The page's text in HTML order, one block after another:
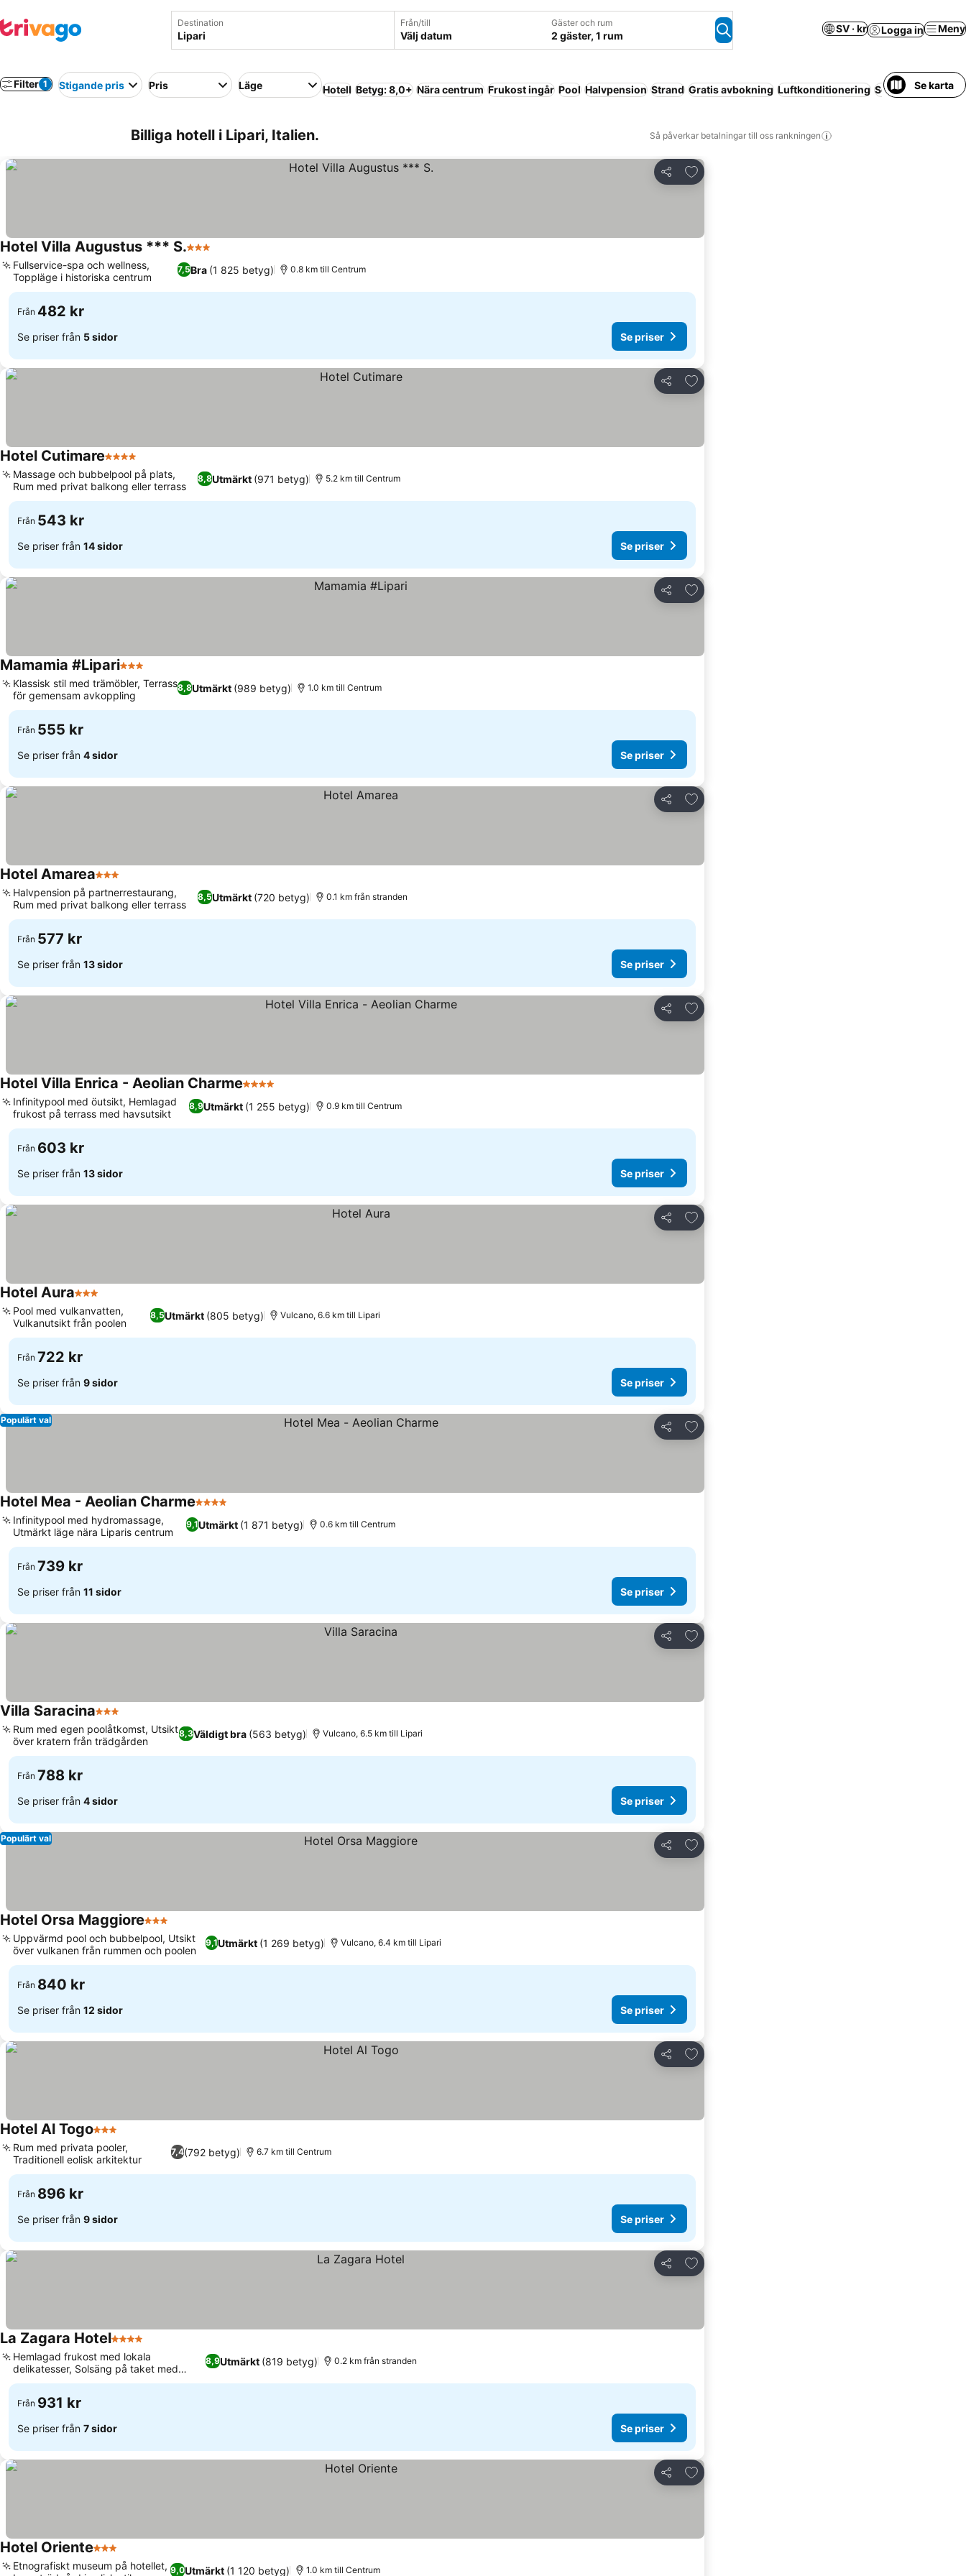
Destination Från/till
Välj datum
Gäster och rum
2 gäster, 1 rum
SV · kr Logga in Meny
Filter 1 Stigande pris Pris Läge Hotell Betyg: 8,0+ Nära centrum Frukost ingår Pool Halvpension Strand Gratis avbokning Luftkonditionering Servicelägenhet
Se karta
Billiga hotell i Lipari, Italien. Så påverkar betalningar till oss rankningen
Dela
Lägg till i Mina Favoriter
Hotel Villa Augustus *** S.3 Stjärnor
7,5Bra (1 825 betyg)
Fullservice-spa och wellness,
Toppläge i historiska centrum
0.8 km till Centrum
Från 482 kr
Se priser från 5 sidor Se priser
Dela
Lägg till i Mina Favoriter
Hotel Cutimare4 Stjärnor
8,8Utmärkt (971 betyg)
Massage och bubbelpool på plats,
Rum med privat balkong eller terrass
5.2 km till Centrum
Från 543 kr
Se priser från 14 sidor Se priser
Dela
Lägg till i Mina Favoriter
Mamamia #Lipari3 Stjärnor
8,8Utmärkt (989 betyg)
Klassisk stil med trämöbler, Terrass
för gemensam avkoppling
1.0 km till Centrum
Från 555 kr
Se priser från 4 sidor Se priser
Dela
Lägg till i Mina Favoriter
Hotel Amarea3 Stjärnor
8,5Utmärkt (720 betyg)
Halvpension på partnerrestaurang,
Rum med privat balkong eller terrass
0.1 km från stranden
Från 577 kr
Se priser från 13 sidor Se priser
Dela
Lägg till i Mina Favoriter
Hotel Villa Enrica - Aeolian Charme4 Stjärnor
8,9Utmärkt (1 255 betyg)
Infinitypool med öutsikt, Hemlagad
frukost på terrass med havsutsikt
0.9 km till Centrum
Från 603 kr
Se priser från 13 sidor Se priser
Dela
Lägg till i Mina Favoriter
Hotel Aura3 Stjärnor
8,5Utmärkt (805 betyg)
Pool med vulkanvatten,
Vulkanutsikt från poolen
Vulcano, 6.6 km till Lipari
Från 722 kr
Se priser från 9 sidor Se priser
Dela
Lägg till i Mina Favoriter
Populärt val
Hotel Mea - Aeolian Charme4 Stjärnor
9,1Utmärkt (1 871 betyg)
Infinitypool med hydromassage,
Utmärkt läge nära Liparis centrum
0.6 km till Centrum
Från 739 kr
Se priser från 11 sidor Se priser
Dela
Lägg till i Mina Favoriter
Villa Saracina3 Stjärnor
8,3Väldigt bra (563 betyg)
Rum med egen poolåtkomst, Utsikt
över kratern från trädgården
Vulcano, 6.5 km till Lipari
Från 788 kr
Se priser från 4 sidor Se priser
Dela
Lägg till i Mina Favoriter
Populärt val
Hotel Orsa Maggiore3 Stjärnor
9,1Utmärkt (1 269 betyg)
Uppvärmd pool och bubbelpool, Utsikt
över vulkanen från rummen och poolen
Vulcano, 6.4 km till Lipari
Från 840 kr
Se priser från 12 sidor Se priser
Dela
Lägg till i Mina Favoriter
Hotel Al Togo3 Stjärnor
7,4(792 betyg)
Rum med privata pooler,
Traditionell eolisk arkitektur
6.7 km till Centrum
Från 896 kr
Se priser från 9 sidor Se priser
Dela
Lägg till i Mina Favoriter
La Zagara Hotel4 Stjärnor
8,9Utmärkt (819 betyg)
Hemlagad frukost med lokala
delikatesser, Solsäng på taket med
bubbelpool
0.2 km från stranden
Från 931 kr
Se priser från 7 sidor Se priser
Dela
Lägg till i Mina Favoriter
Hotel Oriente3 Stjärnor
9,0Utmärkt (1 120 betyg)
Etnografiskt museum på hotellet,
1.0 km till Centrum